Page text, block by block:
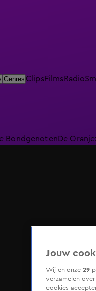
Genres ClipsFilmsRadio
BondgenotenDe
Jouw
Wij en onze 29
verzamelen
cookies